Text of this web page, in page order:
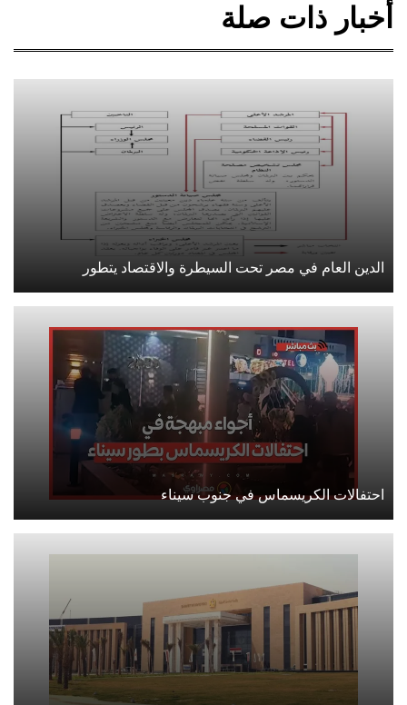
أخبار ذات صلة
الدين العام في مصر تحت السيطرة والاقتصاد يتطور
احتفالات الكريسماس في جنوب سيناء